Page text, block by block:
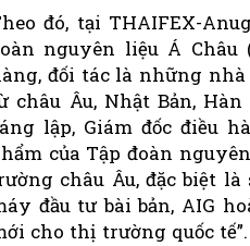
đó, tại THAIFEX-
nguyên liệu Á
đối tác là những
châu Âu, Nhật Bản,
lập, Giám đốc điều
của Tập đoàn
châu Âu, đặc biệt
đầu tư bài bản, AIG
cho thị trường quốc tế”.